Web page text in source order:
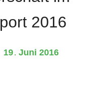
2016
19 . Juni 2016